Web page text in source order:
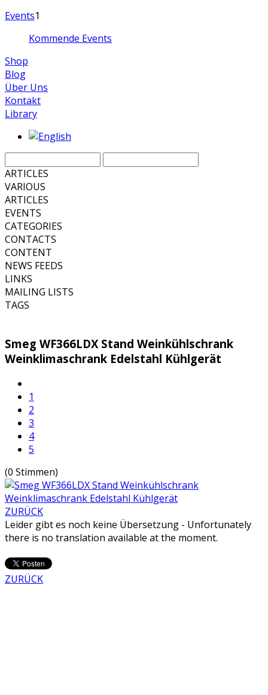
Events1
Kommende Events
Shop
Blog
Über Uns
Kontakt
Library
ARTICLES
VARIOUS
ARTICLES
EVENTS
CATEGORIES
CONTACTS
CONTENT
NEWS FEEDS
LINKS
MAILING LISTS
TAGS
Smeg WF366LDX Stand Weinkühlschrank
Weinklimaschrank Edelstahl Kühlgerät
1
2
3
4
5
(0 Stimmen)
ZURÜCK
Leider gibt es noch keine Übersetzung - Unfortunately
there is no translation available at the moment.
ZURÜCK